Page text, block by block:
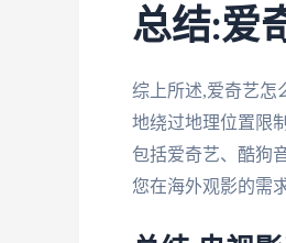
总结:爱
综上所述,爱奇艺怎
地绕过地理位置限
包括爱奇艺、酷狗
您在海外观影的需求